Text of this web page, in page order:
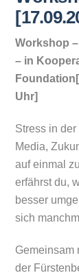
Workshop
– in
Foundation
Uhr]
Stress in
Media,
auf einmal
erfährst du,
besser
sich
Gemeinsam
der